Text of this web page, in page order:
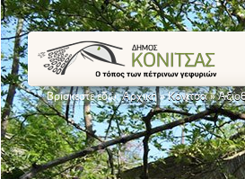
Βρίσκεστε εδώ:Αρχική»Κόνιτσα»